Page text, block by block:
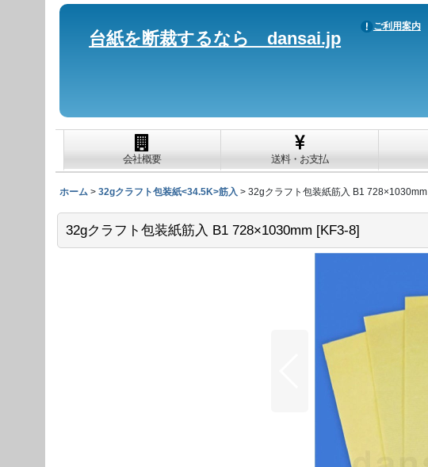
台紙を断裁するなら dansai.jp
ご利用案内
会社概要 送料・お支払
ホーム > 32gクラフト包装紙<34.5K>筋入 > 32gクラフト包装紙筋入 B1 728×1030mm
32gクラフト包装紙筋入 B1 728×1030mm [KF3-8]